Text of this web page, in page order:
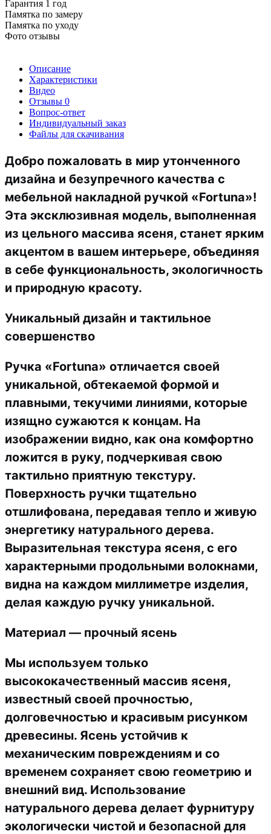
Гарантия 1 год
Памятка по замеру
Памятка по уходу
Фото отзывы
Описание
Характеристики
Видео
Отзывы 0
Вопрос-ответ
Индивидуальный заказ
Файлы для скачивания
Добро пожаловать в мир утонченного
дизайна и безупречного качества с
мебельной накладной ручкой «Fortuna»!
Эта эксклюзивная модель, выполненная
из цельного массива ясеня, станет ярким
акцентом в вашем интерьере, объединяя
в себе функциональность, экологичность
и природную красоту.
Уникальный дизайн и тактильное
совершенство
Ручка «Fortuna» отличается своей
уникальной, обтекаемой формой и
плавными, текучими линиями, которые
изящно сужаются к концам. На
изображении видно, как она комфортно
ложится в руку, подчеркивая свою
тактильно приятную текстуру.
Поверхность ручки тщательно
отшлифована, передавая тепло и живую
энергетику натурального дерева.
Выразительная текстура ясеня, с его
характерными продольными волокнами,
видна на каждом миллиметре изделия,
делая каждую ручку уникальной.
Материал — прочный ясень
Мы используем только
высококачественный массив ясеня,
известный своей прочностью,
долговечностью и красивым рисунком
древесины. Ясень устойчив к
механическим повреждениям и со
временем сохраняет свою геометрию и
внешний вид. Использование
натурального дерева делает фурнитуру
экологически чистой и безопасной для